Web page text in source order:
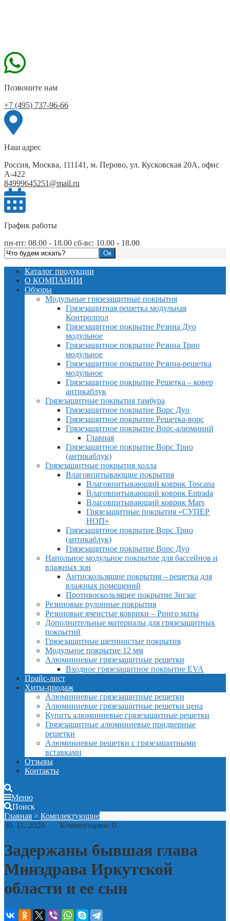
Позвоните нам
+7 (495) 737-96-66
Наш адрес
Россия, Москва, 111141, м. Перово, ул. Кусковская 20А, офис
А-422
84999645251@mail.ru
График работы
пн-пт: 08.00 - 18.00 сб-вс: 10.00 - 18.00
Каталог продукции
О КОМПАНИИ
Обзоры
Модульные грязезащитные покрытия
Грязезащитная решетка модульная
Контролпол
Грязезащитное покрытие Резина Дуо
модульное
Грязезащитное покрытие Резина Трио
модульное
Грязезащитное покрытие Резина-решетка
модульное
Грязезащитное покрытие Решетка – ковер
антикаблук
Грязезащитные покрытия тамбура
Грязезащитное покрытие Ворс Дуо
Грязезащитное покрытие Решетка-ворс
Грязезащитное покрытие Ворс-алюминий
Главная
Грязезащитное покрытие Ворс Трио
(антикаблук)
Грязезащитные покрытия холла
Влаговпитывающие покрытия
Влаговпитывающий коврик Toscana
Влаговпитывающий коврик Entrada
Влаговпитывающий коврик Mars
Грязезащитные покрытия «СУПЕР
НОП»
Грязезащитное покрытие Ворс Трио
(антикаблук)
Грязезащитное покрытие Ворс Дуо
Напольное модульное покрытие для бассейнов и
влажных зон
Антискользящие покрытия – решетка для
влажных помещений
Противоскользящее покрытие Зигзаг
Резиновые рулонные покрытия
Резиновые ячеистые коврики – Ринго маты
Дополнительные материалы для грязезащитных
покрытий
Грязезащитные щетинистые покрытия
Модульное покрытие 12 мм
Алюминиевые грязезащитные решетки
Входное грязезащитное покрытие EVA
Прайс-лист
Хиты-продаж
Алюминиевые грязезащитные решетки
Алюминиевые грязезащитные решетки цена
Купить алюминиевые грязезащитные решетки
Грязезащитные алюминиевые придверные
решетки
Алюминиевые решетки с грязезащитными
вставками
Отзывы
Контакты
Меню
Поиск
Главная > Комплектующие
30. 11. 2020 · Комментарии: 0 ·
Задержаны бывшая глава
Минздрава Иркутской
области и ее сын